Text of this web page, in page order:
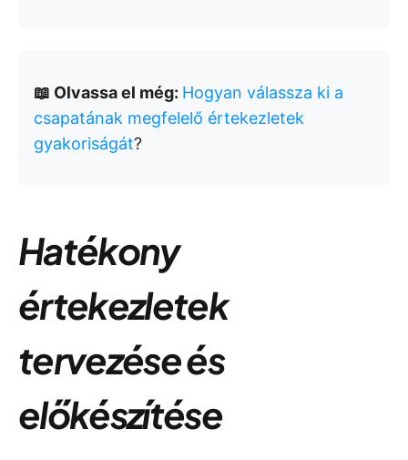
📖 Olvassa el még: Hogyan válassza ki a
csapatának megfelelő értekezletek
gyakoriságát?
Hatékony
értekezletek
tervezése és
előkészítése